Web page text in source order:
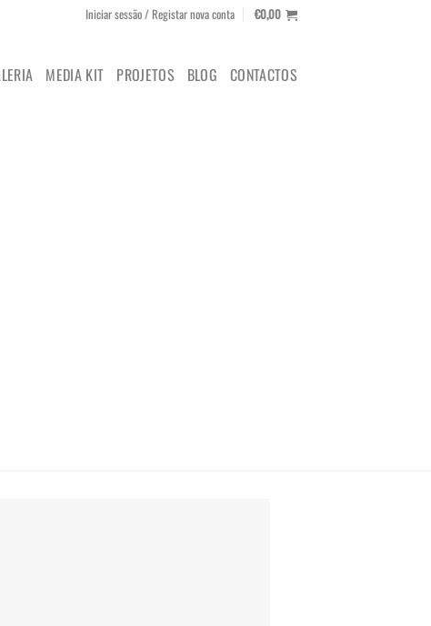
Iniciar sessão / Registar nova conta €0,00
MEDIA KIT PROJETOS BLOG CONTACTOS